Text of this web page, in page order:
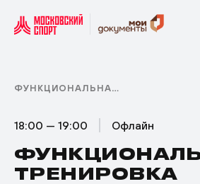
ФУНКЦИОНАЛЬНАЯ ТРЕНИРОВКА
18:00 — 19:00 Офлайн
ТРЕНИРОВКА